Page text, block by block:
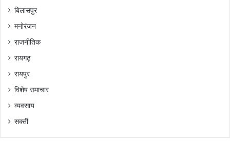
बिलासपुर
मनोरंजन
राजनीतिक
रायगढ़
रायपुर
विशेष समाचार
व्यवसाय
सक्ती